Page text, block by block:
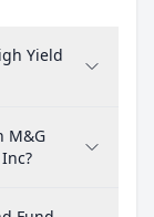
Yield
M&G